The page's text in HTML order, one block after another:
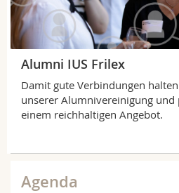
Alumni IUS Frilex
Damit gute Verbindungen
unserer Alumnivereinigung und
einem reichhaltigen Angebot.
Agenda